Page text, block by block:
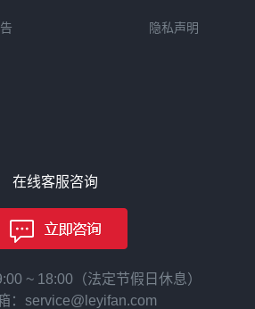
隐私声明
在线客服咨询
~ 18:00（法定节假日休息）
：service@leyifan.com